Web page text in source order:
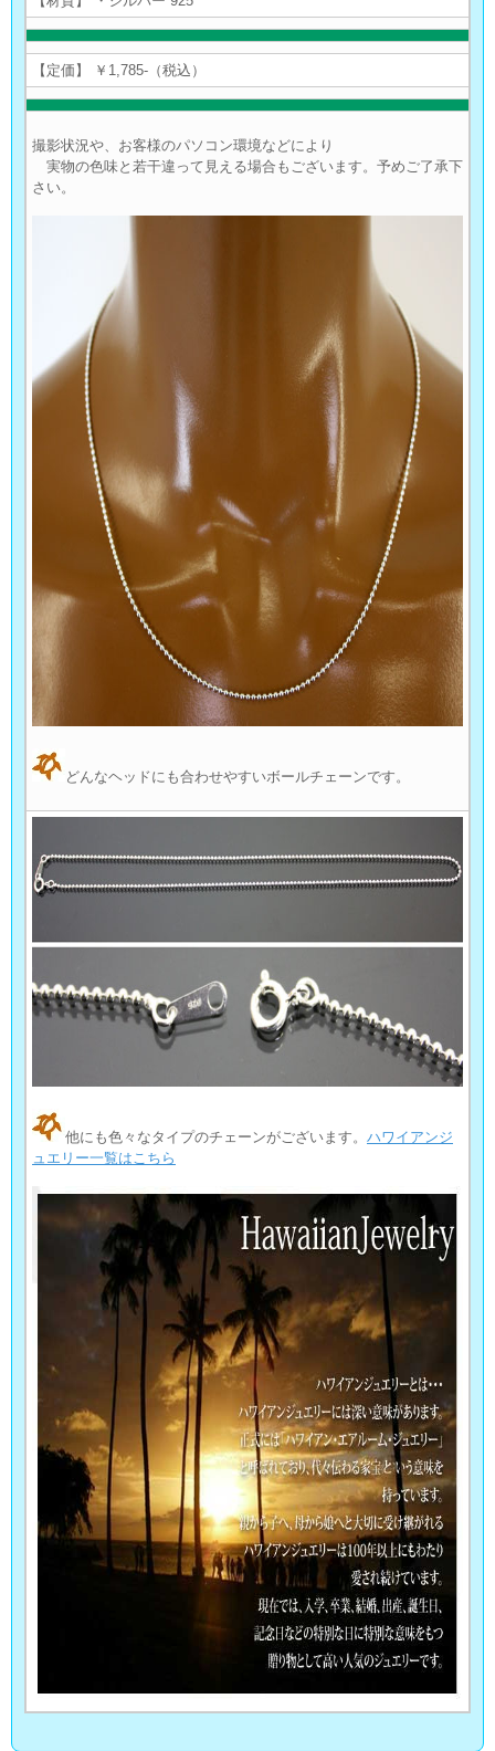
【定価】 ￥1,785-（税込）
撮影状況や、お客様のパソコン環境などにより
実物の色味と若干違って見える場合もございます。予めご了承下
さい。
どんなヘッドにも合わせやすいボールチェーンです。
他にも色々なタイプのチェーンがございます。 ハワイアンジ
ュエリー一覧はこちら